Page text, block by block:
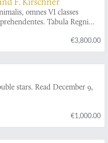
Pour servir du suite à
& Plantes de
Merian.
des termes de chasse,
omnes VI classes
Tabula Regni
€3,800.00
stars. Read December 9,
€1,000.00